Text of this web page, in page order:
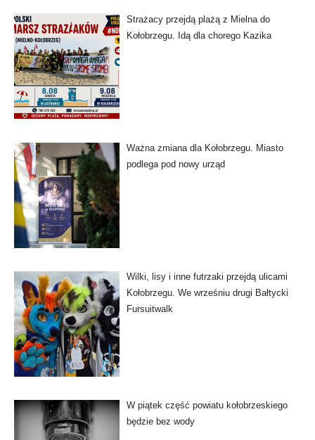
Strażacy przejdą plażą z Mielna do
Kołobrzegu. Idą dla chorego Kazika
Ważna zmiana dla Kołobrzegu. Miasto
podlega pod nowy urząd
Wilki, lisy i inne futrzaki przejdą ulicami
Kołobrzegu. We wrześniu drugi Bałtycki
Fursuitwalk
W piątek część powiatu kołobrzeskiego
będzie bez wody